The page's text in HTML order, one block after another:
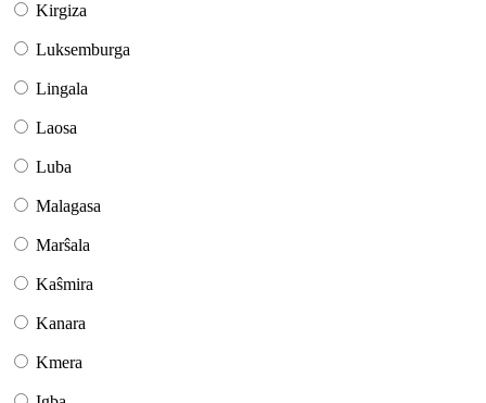
Kirgiza
Luksemburga
Lingala
Laosa
Luba
Malagasa
Marŝala
Kaŝmira
Kanara
Kmera